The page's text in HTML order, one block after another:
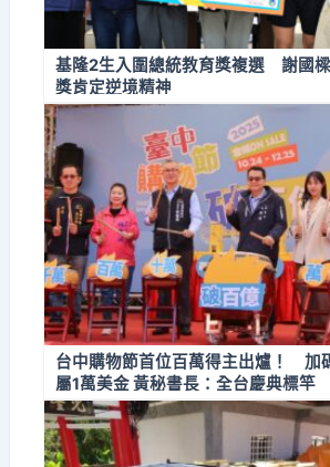
基隆2生入圍總統教育獎複選 謝國
獎肯定逆境精神
台中購物節首位百萬得主出爐！ 加
屬1萬美金 黃秘書長：全台慶典標竿